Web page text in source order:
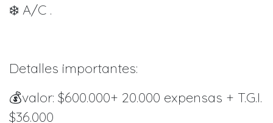
❄️ A/C .
Detalles importantes:
💰valor: $600.000+ 20.000 expensas + T.G.I.
$36.000